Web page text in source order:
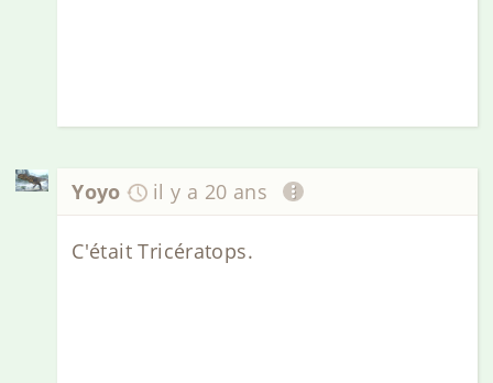
Yoyo il y a 20 ans
C'était Tricératops.